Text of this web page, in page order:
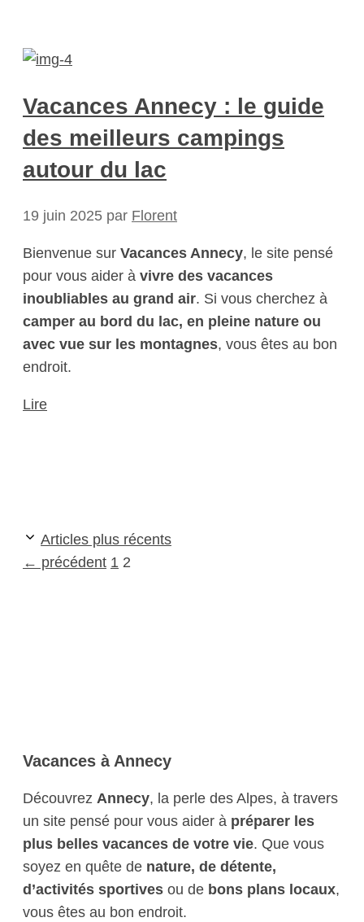
Vacances Annecy : le guide
des meilleurs campings
autour du lac
19 juin 2025 par Florent
Bienvenue sur Vacances Annecy, le site pensé
pour vous aider à vivre des vacances
inoubliables au grand air. Si vous cherchez à
camper au bord du lac, en pleine nature ou
avec vue sur les montagnes, vous êtes au bon
endroit.
Lire
Articles plus récents
← précédent Page
1 Page
2
Vacances à Annecy
Découvrez Annecy, la perle des Alpes, à travers
un site pensé pour vous aider à préparer les
plus belles vacances de votre vie. Que vous
soyez en quête de nature, de détente,
d’activités sportives ou de bons plans locaux,
vous êtes au bon endroit.